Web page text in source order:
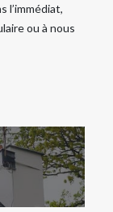
l’immédiat,
ou à nous